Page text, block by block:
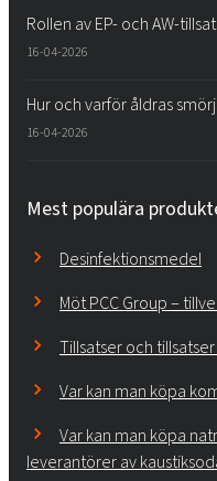
Rollen av EP- och AW-
16-04-2026
Hur och varför åldras
16-04-2026
Mest populära
Desinfektionsmedel
Möt PCC Group –
Tillsatser och
Var kan man köpa
Var kan man köpa
leverantörer av